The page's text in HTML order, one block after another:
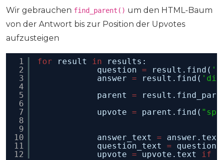
Wir gebrauchen find_parent() um den HTML-Baum
von der Antwort bis zur Position der Upvotes
aufzusteigen
1
2
3
4
5
6
7
8
9
10
11
12
for result in
results:
question = result.find(
answer = result.find(
parent =
upvote = parent.find(
answer_text =
question_text =
upvote = upvote.text if